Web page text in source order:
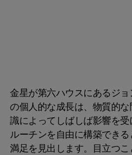
金星が第六ハウスにあるジ
の個人的な成長は、物質的
識によってしばしば影響を
ルーチンを自由に構築でき
満足を見出します。目立つ